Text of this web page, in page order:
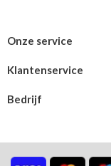
Bedrijf
Klantenservice
Onze service